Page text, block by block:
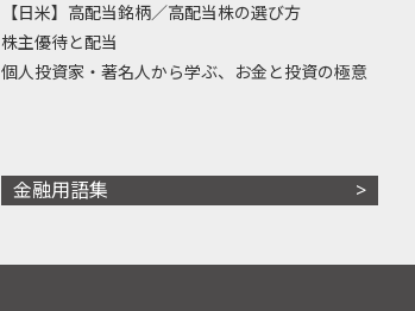
【日米】高配当銘柄／高配当株の選び方
株主優待と配当
個人投資家・著名人から学ぶ、お金と投資の極意
金融用語集